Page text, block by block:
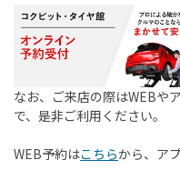
なお、ご来店の際はWEBや
で、是非ご利用ください。
WEB予約はこちらから、ア